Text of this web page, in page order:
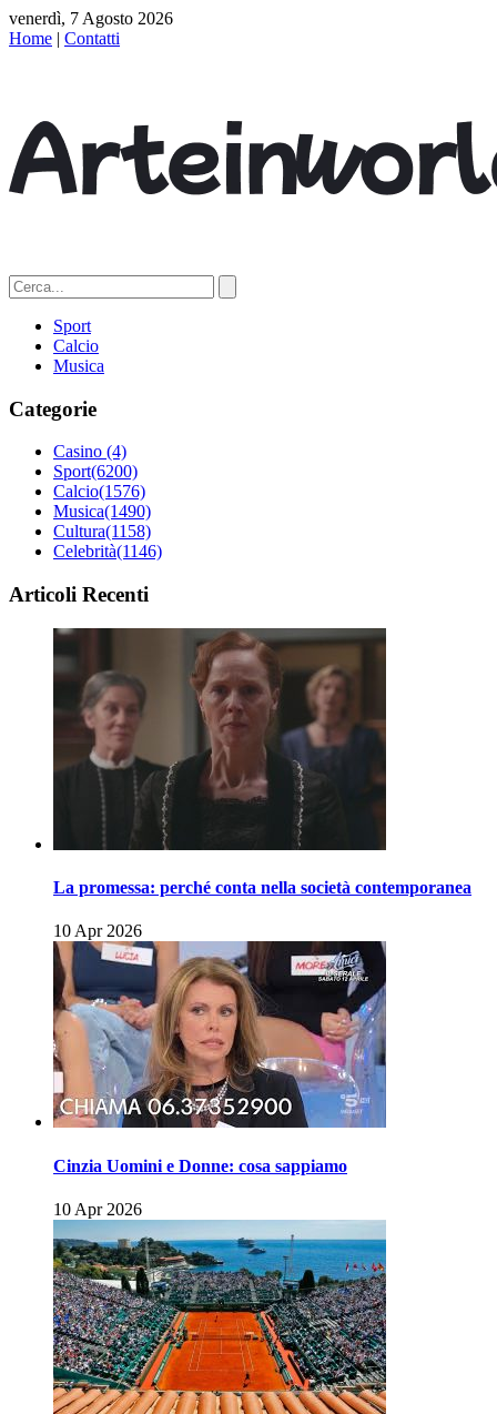
venerdì, 7 Agosto 2026
Home | Contatti
Sport
Calcio
Musica
Categorie
Casino (4)
Sport(6200)
Calcio(1576)
Musica(1490)
Cultura(1158)
Celebrità(1146)
Articoli Recenti
La promessa: perché conta nella società contemporanea
10 Apr 2026
Cinzia Uomini e Donne: cosa sappiamo
10 Apr 2026